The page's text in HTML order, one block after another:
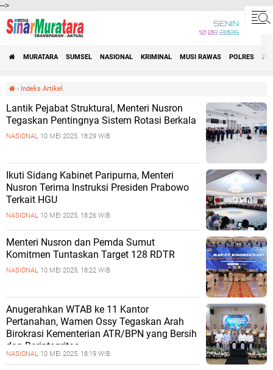
-->
SENIN
10 08 2026
MURATARA SUMSEL NASIONAL KRIMINAL MUSI RAWAS POLRES
› Indeks Artikel
Lantik Pejabat Struktural, Menteri Nusron
Tegaskan Pentingnya Sistem Rotasi Berkala
NASIONAL 10 MEI 2025, 18:29 WIB
Ikuti Sidang Kabinet Paripurna, Menteri
Nusron Terima Instruksi Presiden Prabowo
Terkait HGU
NASIONAL 10 MEI 2025, 18:26 WIB
Menteri Nusron dan Pemda Sumut
Komitmen Tuntaskan Target 128 RDTR
NASIONAL 10 MEI 2025, 18:22 WIB
Anugerahkan WTAB ke 11 Kantor
Pertanahan, Wamen Ossy Tegaskan Arah
Birokrasi Kementerian ATR/BPN yang Bersih
dan Berintegritas
NASIONAL 10 MEI 2025, 18:19 WIB